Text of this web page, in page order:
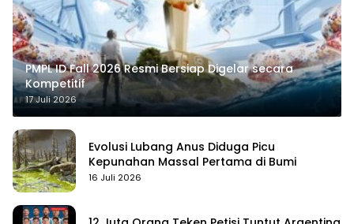
PMPL ID Fall 2026 Resmi Bersiap Digelar secara
Kompetitif
17 Juli 2026
Evolusi Lubang Anus Diduga Picu
Kepunahan Massal Pertama di Bumi
16 Juli 2026